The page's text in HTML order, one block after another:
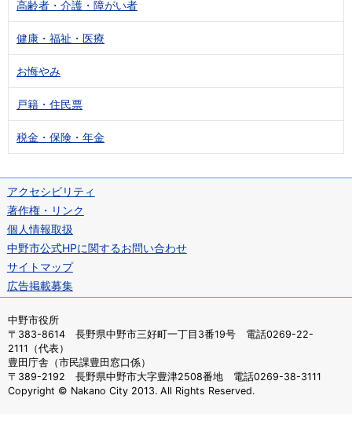
高齢者・介護・障がい者
健康・福祉・医療
お悔やみ
戸籍・住民票
税金・保険・年金
アクセシビリティ
著作権・リンク
個人情報取扱
中野市公式HPに関するお問い合わせ
サイトマップ
広告掲載募集
中野市役所
〒383-8614 長野県中野市三好町一丁目3番19号 電話0269-22-
2111（代表）
豊田庁舎（市民課豊田窓口係）
〒389-2192 長野県中野市大字豊津2508番地 電話0269-38-3111
Copyright © Nakano City 2013. All Rights Reserved.